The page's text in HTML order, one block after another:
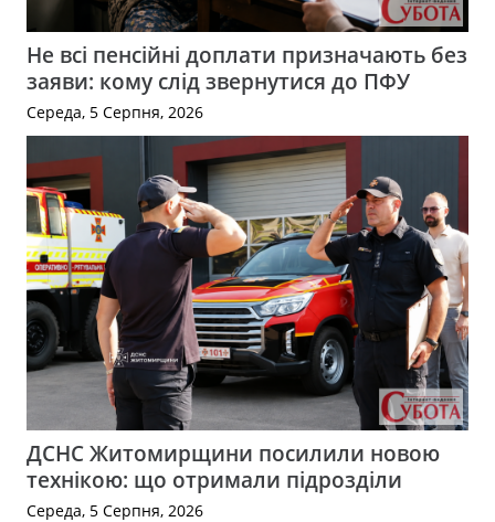
Не всі пенсійні доплати призначають без
заяви: кому слід звернутися до ПФУ
Середа, 5 Серпня, 2026
ДСНС Житомирщини посилили новою
технікою: що отримали підрозділи
Середа, 5 Серпня, 2026